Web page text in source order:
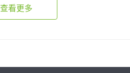
查看更多